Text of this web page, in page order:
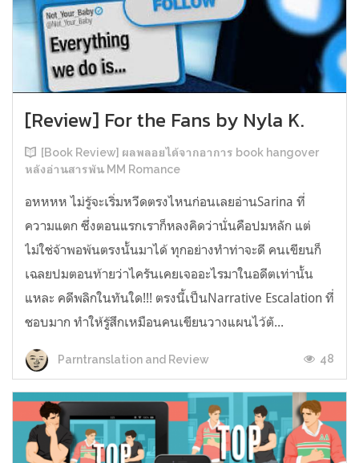
[Review] For the Fans by Nyla K.
[Book Review] ผลพลอยได้จากอาการ book hangover
หลังอ่านสารพัน MM Romance
อหหหห ไม่รู้จะเริ่มหวีดตรงไหนก่อนเลยอ่านSarina ที่
ความแตก ซึ่งตอนแรกเราก็หลงคิดว่านั่นคือปมหลัก แต่
ไม่ใช่จ้าพอพ้นตรงนั้นมาได้ ทุกอย่างทำท่าจะดี คนเขียนก็
เฉลยปมตอนท้ายว่าไครันเคยเจออะไรมาในอดีตเท่านั้น
แหละ คดีพลิกในทันใด!!! ตรงนี้เป็นNarrative Escalation ที่
ชอบมาก ทำให้รู้สึกเหมือนคนเขียนวางแผนไว้ตั...
Parntranslation and Review 48